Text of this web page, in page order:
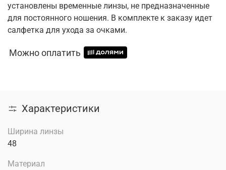
установлены временные линзы, не предназначенные
для постоянного ношения. В комплекте к заказу идет
салфетка для ухода за очками.
Можно оплатить
Характеристики
Ширина линзы
48
Материал